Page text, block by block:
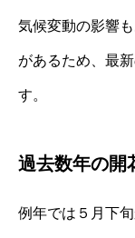
気候変動の影響
があるため、最
す。
過去数年の開
例年では５月下